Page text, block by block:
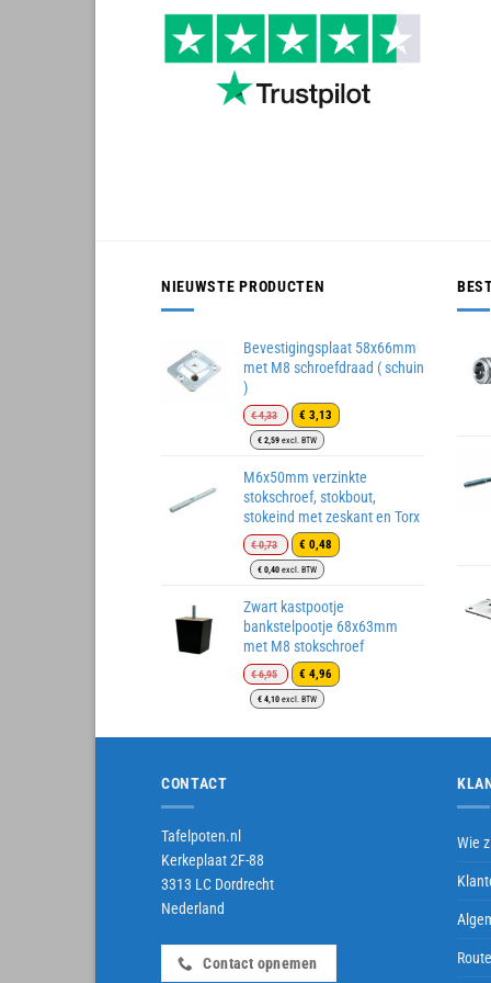
NIEUWSTE PRODUCTEN
Bevestigingsplaat 58x66mm
met M8 schroefdraad ( schuin
)
€4,33
Oorspronkelijke
prijs
was:
€ 4,33.
€ 3,13 Huidige
€ 3,13.
€ 2,59 excl. BTW
M6x50mm verzinkte
stokschroef, stokbout,
stokeind met zeskant en Torx
€0,73
Oorspronkelijke
prijs
was:
€ 0,73.
€ 0,48 Huidige
€ 0,48.
€ 0,40 excl. BTW
Zwart kastpootje
bankstelpootje 68x63mm
met M8 stokschroef
€6,95
Oorspronkelijke
prijs
was:
€ 4,96 Huidige
€ 4,10 excl. BTW
CONTACT
Tafelpoten.nl
Kerkeplaat 2F-88
3313 LC Dordrecht
Nederland
Contact opnemen
Wie